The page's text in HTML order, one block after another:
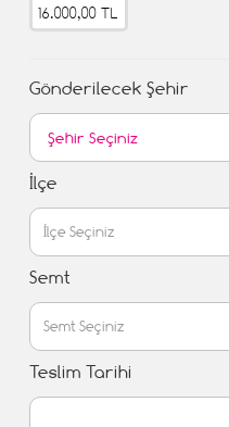
16.000,00 TL
Gönderilecek Şehir
İlçe
Semt
Teslim Tarihi